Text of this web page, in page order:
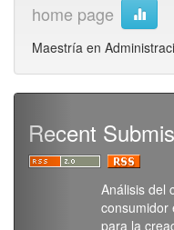
home page
Maestría en
Recent
Análisis del
consumidor
para la